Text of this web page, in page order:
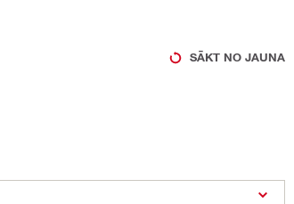
SĀKT NO JAUNA